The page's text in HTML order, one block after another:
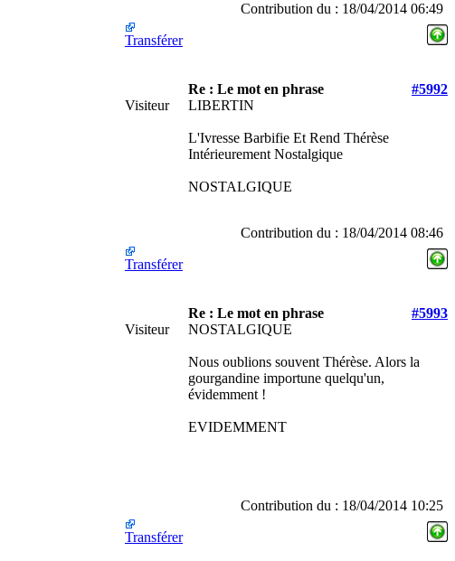
Contribution du : 18/04/2014 06:49
Transférer
Re : Le mot en phrase
#5992
Visiteur
LIBERTIN
L'Ivresse Barbifie Et Rend Thérèse
Intérieurement Nostalgique
NOSTALGIQUE
Contribution du : 18/04/2014 08:46
Transférer
Re : Le mot en phrase
#5993
Visiteur
NOSTALGIQUE
Nous oublions souvent Thérèse. Alors la
gourgandine importune quelqu'un,
évidemment !
EVIDEMMENT
Contribution du : 18/04/2014 10:25
Transférer